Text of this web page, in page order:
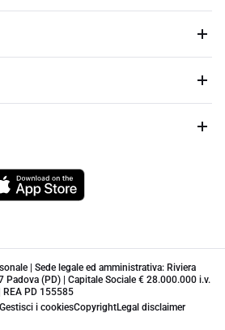
| Sede legale ed amministrativa: Riviera
Padova (PD) | Capitale Sociale € 28.000.000 i.v.
REA PD 155585
Gestisci i cookiesCopyrightLegal disclaimer